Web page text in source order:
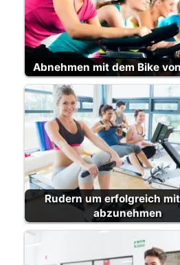
Abnehmen mit dem Bike
Rudern um erfolgreich
abzunehmen